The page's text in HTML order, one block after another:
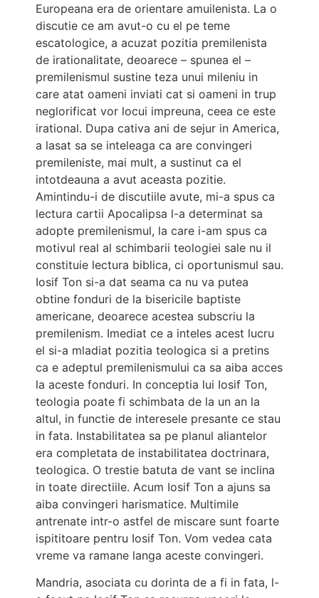
Europeana era de orientare amuilenista. La o
discutie ce am avut-o cu el pe teme
escatologice, a acuzat pozitia premilenista
de irationalitate, deoarece – spunea el –
premilenismul sustine teza unui mileniu in
care atat oameni inviati cat si oameni in trup
neglorificat vor locui impreuna, ceea ce este
irational. Dupa cativa ani de sejur in America,
a lasat sa se inteleaga ca are convingeri
premileniste, mai mult, a sustinut ca el
intotdeauna a avut aceasta pozitie.
Amintindu-i de discutiile avute, mi-a spus ca
lectura cartii Apocalipsa l-a determinat sa
adopte premilenismul, la care i-am spus ca
motivul real al schimbarii teologiei sale nu il
constituie lectura biblica, ci oportunismul sau.
Iosif Ton si-a dat seama ca nu va putea
obtine fonduri de la bisericile baptiste
americane, deoarece acestea subscriu la
premilenism. Imediat ce a inteles acest lucru
el si-a mladiat pozitia teologica si a pretins
ca e adeptul premilenismului ca sa aiba acces
la aceste fonduri. In conceptia lui Iosif Ton,
teologia poate fi schimbata de la un an la
altul, in functie de interesele presante ce stau
in fata. Instabilitatea sa pe planul aliantelor
era completata de instabilitatea doctrinara,
teologica. O trestie batuta de vant se inclina
in toate directiile. Acum Iosif Ton a ajuns sa
aiba convingeri harismatice. Multimile
antrenate intr-o astfel de miscare sunt foarte
ispititoare pentru Iosif Ton. Vom vedea cata
vreme va ramane langa aceste convingeri.
Mandria, asociata cu dorinta de a fi in fata, l-